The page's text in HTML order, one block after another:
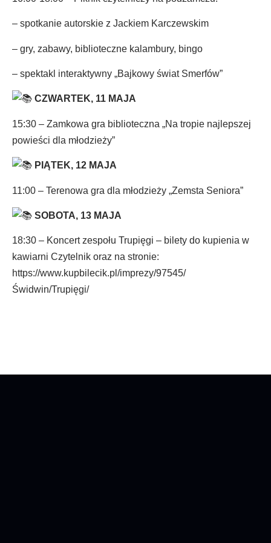
– spotkanie autorskie z Jackiem Karczewskim
– gry, zabawy, biblioteczne kalambury, bingo
– spektakl interaktywny „Bajkowy świat Smerfów”
CZWARTEK, 11 MAJA
15:30 – Zamkowa gra biblioteczna „Na tropie najlepszej
powieści dla młodzieży”
PIĄTEK, 12 MAJA
11:00 – Terenowa gra dla młodzieży „Zemsta Seniora”
SOBOTA, 13 MAJA
18:30 – Koncert zespołu Trupięgi – bilety do kupienia w
kawiarni Czytelnik oraz na stronie:
https://www.kupbilecik.pl/imprezy/97545/
Świdwin/Trupięgi/